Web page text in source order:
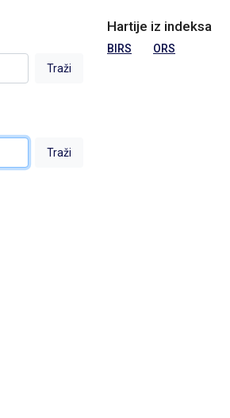
Hartije iz indeksa
BIRS ORS